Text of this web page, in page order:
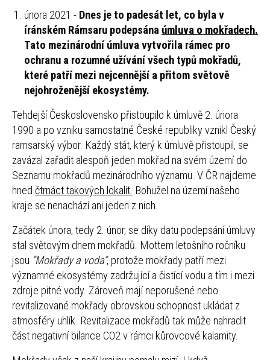
února 2021 - Dnes je to padesát let, co byla v
íránském Rámsaru podepsána úmluva o mokřadech.
Tato mezinárodní úmluva vytvořila rámec pro
ochranu a rozumné užívání všech typů mokřadů,
které patří mezi nejcennější a přitom světově
nejohroženější ekosystémy.
Tehdejší Československo přistoupilo k úmluvě 2. února
1990 a po vzniku samostatné České republiky vznikl Český
ramsarský výbor. Každý stát, který k úmluvě přistoupil, se
zavázal zařadit alespoň jeden mokřad na svém území do
Seznamu mokřadů mezinárodního významu. V ČR najdeme
hned čtrnáct takových lokalit. Bohužel na území našeho
kraje se nenachází ani jeden z nich.
Začátek února, tedy 2. únor, se díky datu podepsání úmluvy
stal světovým dnem mokřadů. Mottem letošního ročníku
jsou “Mokřady a voda”, protože mokřady patří mezi
významné ekosystémy zadržující a čistící vodu a tím i mezi
zdroje pitné vody. Zároveň mají neporušené nebo
revitalizované mokřady obrovskou schopnost ukládat z
atmosféry uhlík. Revitalizace mokřadů tak může nahradit
část negativní bilance CO2 v rámci kůrovcové kalamity.